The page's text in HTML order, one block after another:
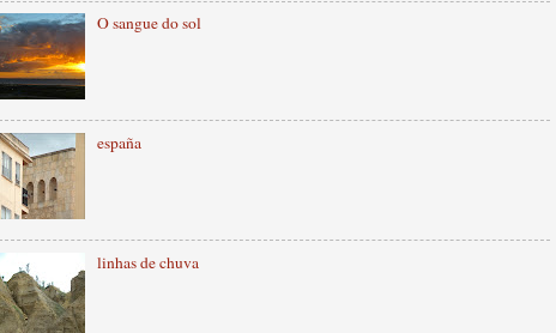
O sangue do sol
españa
linhas de chuva